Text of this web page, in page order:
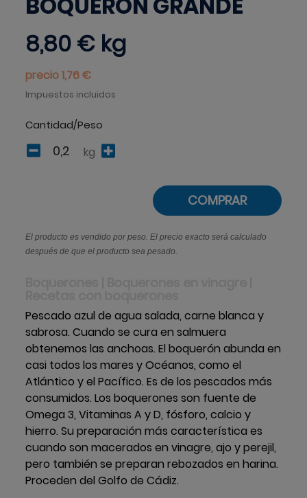
8,80 € kg
precio 1,76 €
Impuestos incluidos
Cantidad/Peso
kg
COMPRAR
El producto es vendido por peso. El precio exacto será calculado
después de que el producto sea pesado.
Pescado azul de agua salada, carne blanca y
sabrosa. Cuando se cura en salmuera
obtenemos las anchoas. El boquerón abunda en
casi todos los mares y Océanos, como el
Atlántico y el Pacífico. Es de los pescados más
consumidos. Los boquerones son fuente de
Omega 3, Vitaminas A y D, fósforo, calcio y
hierro. Su preparación más característica es
cuando son macerados en vinagre, ajo y perejil,
pero también se preparan rebozados en harina.
Proceden del Golfo de Cádiz.